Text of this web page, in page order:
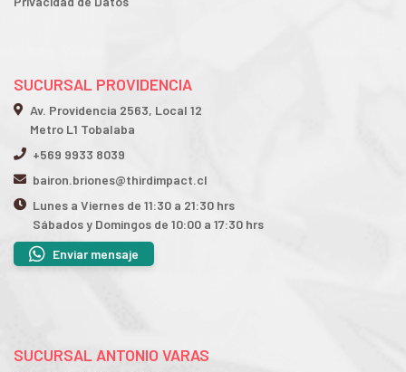
SUCURSAL PROVIDENCIA
Av. Providencia 2563, Local 12
Metro L1 Tobalaba
+569 9933 8039
bairon.briones@thirdimpact.cl
Lunes a Viernes de 11:30 a 21:30 hrs
Sábados y Domingos de 10:00 a 17:30 hrs
Enviar mensaje
SUCURSAL ANTONIO VARAS